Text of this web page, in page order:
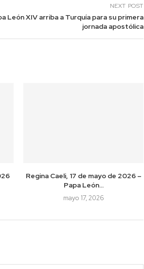
NEXT POST
León XIV arriba a Turquía para su primera
jornada apostólica
Regina Caeli, 17 de mayo de 2026 –
Papa León...
mayo 17, 2026